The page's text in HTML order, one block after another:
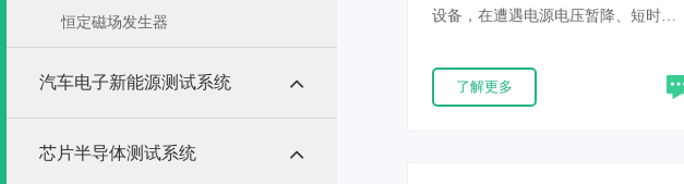
恒定磁场发生器
汽车电子新能源测试系统
芯片半导体测试系统
设备，在遭遇电源电压暂降、短时中
能严格遵循 IEC 61000-4-29、GB/T
17626.29 标准。 广泛应用于新能源、
了解更多